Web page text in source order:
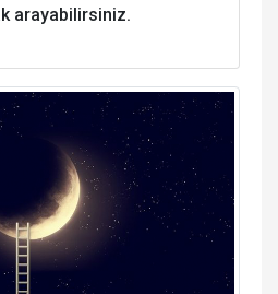
arayabilirsiniz.